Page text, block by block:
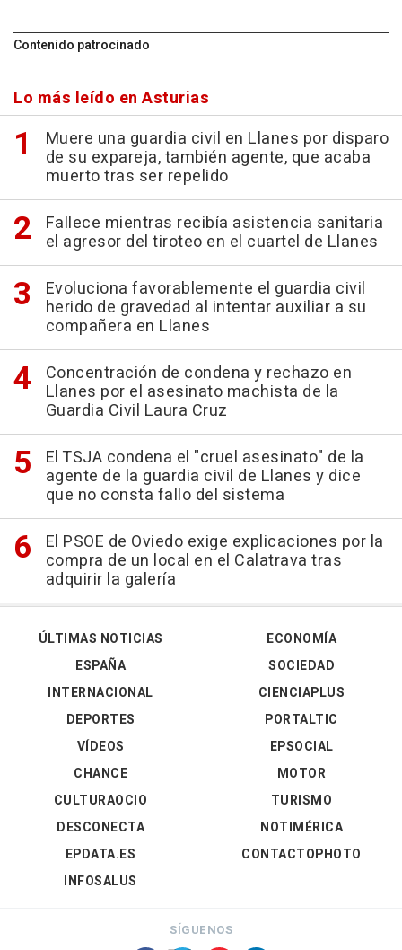
Contenido patrocinado
Lo más leído en Asturias
Muere una guardia civil en Llanes por disparo
de su expareja, también agente, que acaba
muerto tras ser repelido
Fallece mientras recibía asistencia sanitaria
el agresor del tiroteo en el cuartel de Llanes
Evoluciona favorablemente el guardia civil
herido de gravedad al intentar auxiliar a su
compañera en Llanes
Concentración de condena y rechazo en
Llanes por el asesinato machista de la
Guardia Civil Laura Cruz
El TSJA condena el "cruel asesinato" de la
agente de la guardia civil de Llanes y dice
que no consta fallo del sistema
El PSOE de Oviedo exige explicaciones por la
compra de un local en el Calatrava tras
adquirir la galería
ÚLTIMAS NOTICIAS
ESPAÑA
INTERNACIONAL
DEPORTES
VÍDEOS
ECONOMÍA
SOCIEDAD
CIENCIAPLUS
PORTALTIC
EPSOCIAL
CHANCE
CULTURAOCIO
DESCONECTA
EPDATA.ES
INFOSALUS
MOTOR
TURISMO
NOTIMÉRICA
CONTACTOPHOTO
SÍGUENOS